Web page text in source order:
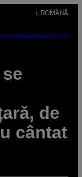
+ ROMÂNĂ
SUBSCRIBENEWSLETTER
de
cântat